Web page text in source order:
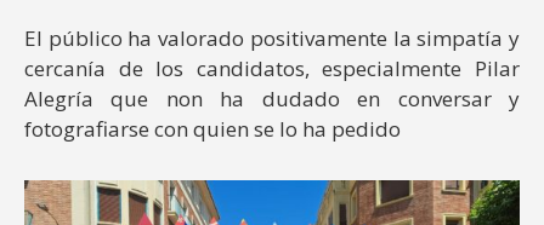
El público ha valorado positivamente la simpatía y
cercanía de los candidatos, especialmente Pilar
Alegría que non ha dudado en conversar y
fotografiarse con quien se lo ha pedido